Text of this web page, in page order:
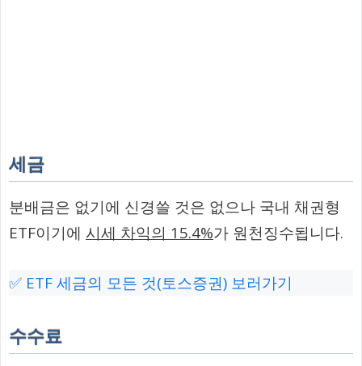
세금
분배금은 없기에 신경쓸 것은 없으나 국내 채권형
ETF이기에 시세 차익의 15.4%가 원천징수됩니다.
✅ ETF 세금의 모든 것(토스증권) 보러가기
수수료